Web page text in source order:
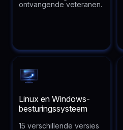
ontvangende veteranen.
Linux en Windows-
besturingssysteem
15 verschillende versies